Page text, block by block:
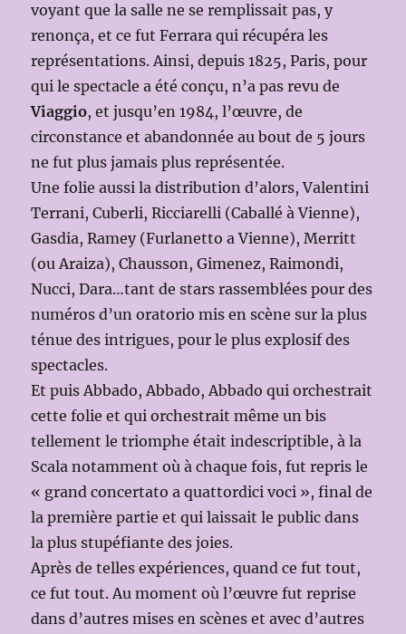
voyant que la salle ne se remplissait pas, y
renonça, et ce fut Ferrara qui récupéra les
représentations. Ainsi, depuis 1825, Paris, pour
qui le spectacle a été conçu, n’a pas revu de
Viaggio, et jusqu’en 1984, l’œuvre, de
circonstance et abandonnée au bout de 5 jours
ne fut plus jamais plus représentée.
Une folie aussi la distribution d’alors, Valentini
Terrani, Cuberli, Ricciarelli (Caballé à Vienne),
Gasdia, Ramey (Furlanetto a Vienne), Merritt
(ou Araiza), Chausson, Gimenez, Raimondi,
Nucci, Dara…tant de stars rassemblées pour des
numéros d’un oratorio mis en scène sur la plus
ténue des intrigues, pour le plus explosif des
spectacles.
Et puis Abbado, Abbado, Abbado qui orchestrait
cette folie et qui orchestrait même un bis
tellement le triomphe était indescriptible, à la
Scala notamment où à chaque fois, fut repris le
« grand concertato a quattordici voci », final de
la première partie et qui laissait le public dans
la plus stupéfiante des joies.
Après de telles expériences, quand ce fut tout,
ce fut tout. Au moment où l’œuvre fut reprise
dans d’autres mises en scènes et avec d’autres